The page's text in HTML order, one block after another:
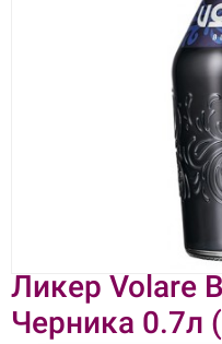
Ликер Volare
Черника 0.7л